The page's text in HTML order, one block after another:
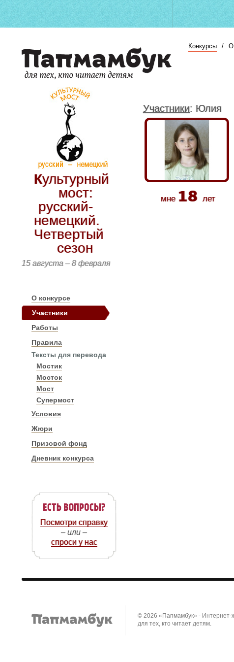
Конкурсы / О
Культурный
мост:
русский-
немецкий.
Четвертый
сезон
15 августа – 8 февраля
О конкурсе
Участники
Работы
Правила
Тексты для перевода
Мостик
Мосток
Мост
Супермост
Условия
Жюри
Призовой фонд
Дневник конкурса
Посмотри справку
– или –
спроси у нас
Участники: Юлия
мне 18лет
© 2026 «Папмамбук» - Интернет-
для тех, кто читает детям.